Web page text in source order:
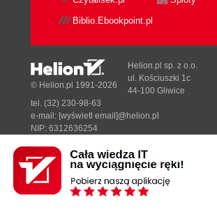
Zmiana wielkości tekstu (159)
Strona kodowa wiadomości
Rozdział 9. Instalacja przykładowych
(173)
Wyszukiwanie i pobieranie
Instalacja i usuwanie rozszerzeń
Opis ciekawych rozszerzeń (176)
Quote Color (176)
Minimize to Tray (178)
Sprawdzanie pisowni - polski
Biblio.Ebookpoint.pl
Designed with ♥ byTonik.pl
© Helion.pl 1991-2026
Helion.pl sp. z o.o.
ul. Kościuszki 1c
44-100 Gliwice
tel. (32) 230-98-63
e-mail: [wyświetl email]@helion.pl
NIP: 6312636254
Pełna wersja strony »